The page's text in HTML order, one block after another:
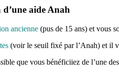
aide Anah
ancienne (pus de 15 ans) et vous
(voir le seuil fixé par l’Anah) et il
que vous bénéficiiez de l’une